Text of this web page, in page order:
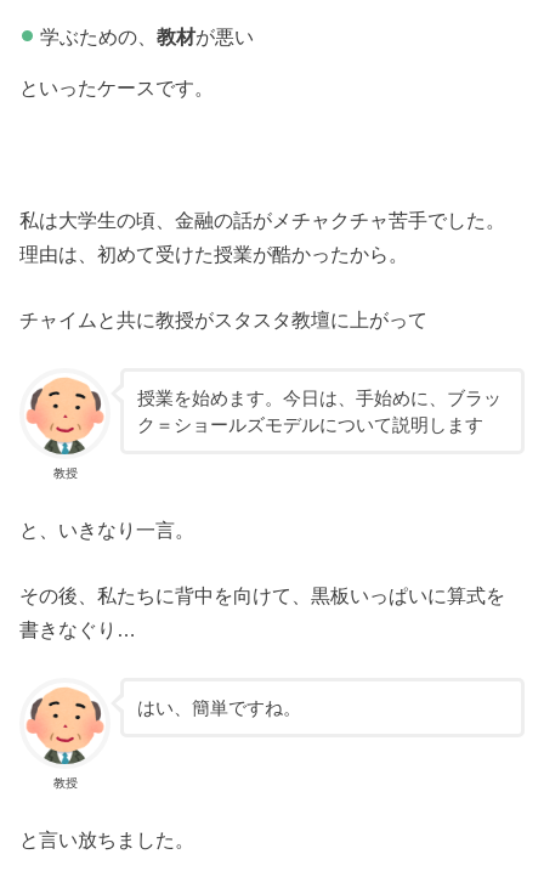
学ぶための、 教材が悪い
といったケースです。
私は大学生の頃、金融の話がメチャクチャ苦手でした。
理由は、初めて受けた授業が酷かったから。
チャイムと共に教授がスタスタ教壇に上がって
教授
授業を始めます。今日は、手始めに、ブラッ
ク＝ショールズモデルについて説明します
と、いきなり一言。
その後、私たちに背中を向けて、黒板いっぱいに算式を
書きなぐり…
教授
はい、簡単ですね。
と言い放ちました。